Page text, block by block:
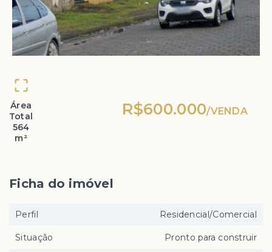
Área
Total
564
m²
R$600.000/VENDA
Ficha do imóvel
Perfil Residencial/Comercial
Situação Pronto para construir